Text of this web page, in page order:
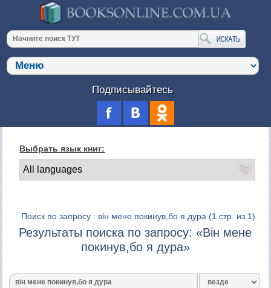
Подписывайтесь
Выбрать язык книг:
Поиск по запросу : він мене покинув,бо я дура (1 стр. из 1)
Результаты поиска по запросу: «Він мене
покинув,бо я дура»